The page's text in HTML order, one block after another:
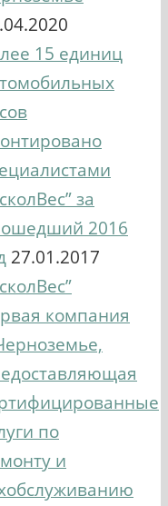
15 единиц
за
2016
27.01.2017
компания
по
и